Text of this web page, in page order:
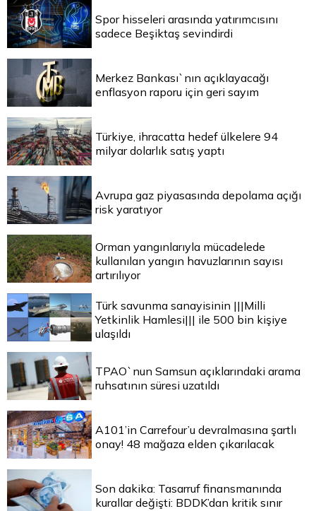
Spor hisseleri arasında yatırımcısını
sadece Beşiktaş sevindirdi
Merkez Bankası`nın açıklayacağı
enflasyon raporu için geri sayım
Türkiye, ihracatta hedef ülkelere 94
milyar dolarlık satış yaptı
Avrupa gaz piyasasında depolama açığı
risk yaratıyor
Orman yangınlarıyla mücadelede
kullanılan yangın havuzlarının sayısı
artırılıyor
Türk savunma sanayisinin |||Milli
Yetkinlik Hamlesi||| ile 500 bin kişiye
ulaşıldı
TPAO`nun Samsun açıklarındaki arama
ruhsatının süresi uzatıldı
A101’in Carrefour’u devralmasına şartlı
onay! 48 mağaza elden çıkarılacak
Son dakika: Tasarruf finansmanında
kurallar değişti: BDDK’dan kritik sınır